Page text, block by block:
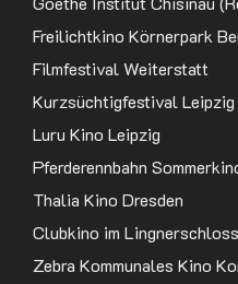
Freilichtkino Körnerpark
Filmfestival Weiterstatt
Kurzsüchtigfestival Leipzig
Luru Kino Leipzig
Pferderennbahn
Thalia Kino Dresden
Clubkino im
Zebra Kommunales Kino